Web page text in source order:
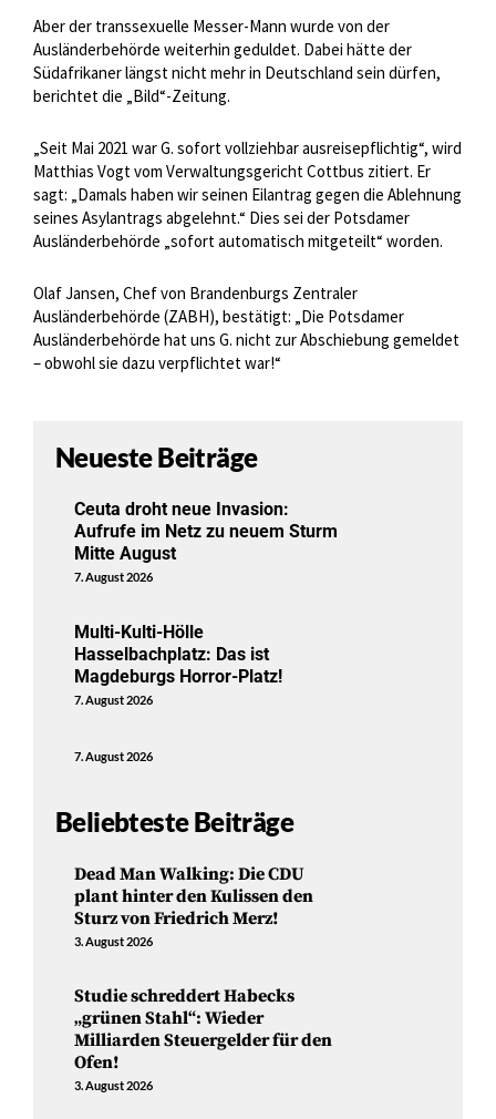
Aber der transsexuelle Messer-Mann wurde von der
Ausländerbehörde weiterhin geduldet. Dabei hätte der
Südafrikaner längst nicht mehr in Deutschland sein dürfen,
berichtet die „Bild“-Zeitung.
„Seit Mai 2021 war G. sofort vollziehbar ausreisepflichtig“, wird
Matthias Vogt vom Verwaltungsgericht Cottbus zitiert. Er
sagt: „Damals haben wir seinen Eilantrag gegen die Ablehnung
seines Asylantrags abgelehnt.“ Dies sei der Potsdamer
Ausländerbehörde „sofort automatisch mitgeteilt“ worden.
Olaf Jansen, Chef von Brandenburgs Zentraler
Ausländerbehörde (ZABH), bestätigt: „Die Potsdamer
Ausländerbehörde hat uns G. nicht zur Abschiebung gemeldet
– obwohl sie dazu verpflichtet war!“
Neueste Beiträge
Ceuta droht neue Invasion:
Aufrufe im Netz zu neuem Sturm
Mitte August
7. August 2026
Multi-Kulti-Hölle
Hasselbachplatz: Das ist
Magdeburgs Horror-Platz!
7. August 2026
7. August 2026
Beliebteste Beiträge
Dead Man Walking: Die CDU
plant hinter den Kulissen den
Sturz von Friedrich Merz!
3. August 2026
Studie schreddert Habecks
„grünen Stahl“: Wieder
Milliarden Steuergelder für den
Ofen!
3. August 2026